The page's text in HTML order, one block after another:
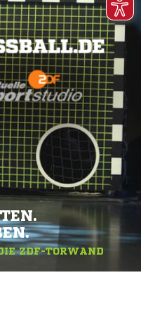
ZDF-TORWAND